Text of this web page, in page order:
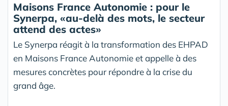
Maisons France Autonomie : pour le
Synerpa, «au-delà des mots, le secteur
attend des actes»
Le Synerpa réagit à la transformation des EHPAD
en Maisons France Autonomie et appelle à des
mesures concrètes pour répondre à la crise du
grand âge.